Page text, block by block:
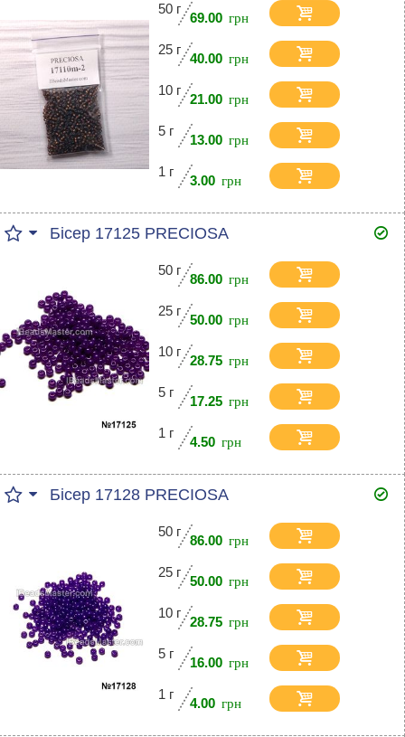
50 г
69.00
25 г
40.00
10 г
21.00
5 г
13.00
1 г
3.00
Бісер 17125 PRECIOSA
50 г
86.00
25 г
50.00
10 г
28.75
5 г
17.25
1 г
4.50
Бісер 17128 PRECIOSA
50 г
86.00
25 г
50.00
10 г
28.75
5 г
16.00
1 г
4.00